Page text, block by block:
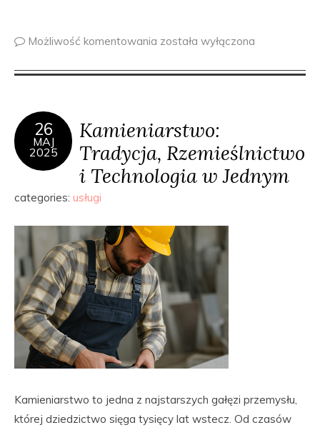
Możliwość komentowania została wyłączona
26
MAJ
2025
Kamieniarstwo:
Tradycja, Rzemieślnictwo
i Technologia w Jednym
categories: usługi
Kamieniarstwo to jedna z najstarszych gałęzi przemysłu,
której dziedzictwo sięga tysięcy lat wstecz. Od czasów